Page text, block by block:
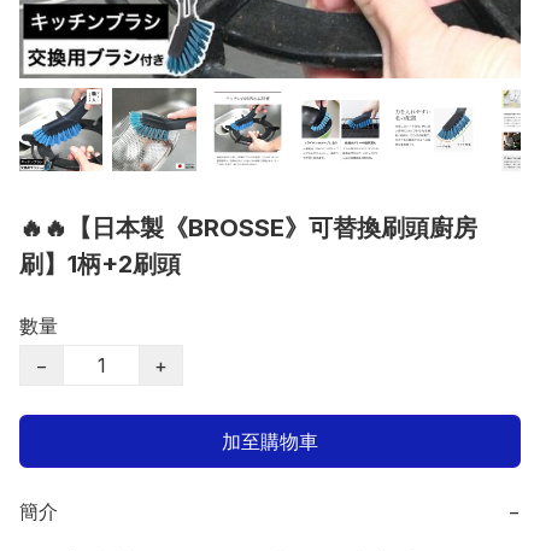
🔥🔥【日本製《BROSSE》可替換刷頭廚房
刷】1柄+2刷頭
數量
−
+
加至購物車
簡介 −